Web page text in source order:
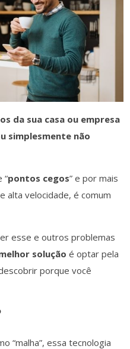
da sua casa ou empresa
simplesmente não
“pontos cegos” e por mais
alta velocidade, é comum
esse e outros problemas
solução é optar pela
porque você
“malha”, essa tecnologia